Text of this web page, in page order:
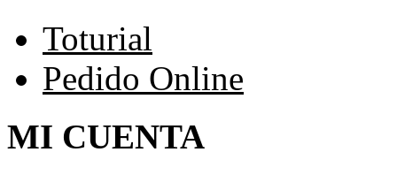
Toturial
Pedido Online
MI CUENTA